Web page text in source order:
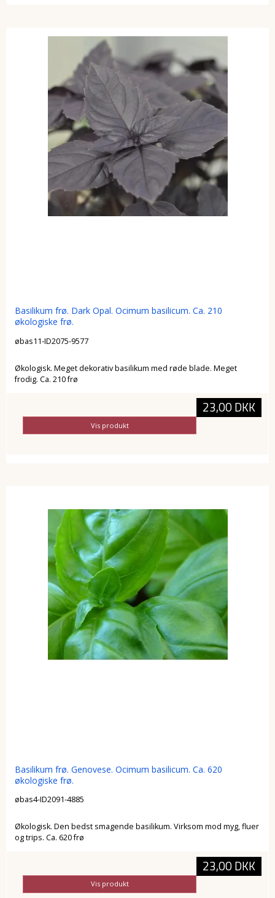
Basilikum frø. Dark Opal. Ocimum basilicum. Ca. 210
økologiske frø.
øbas11-ID2075-9577
Økologisk. Meget dekorativ basilikum med røde blade. Meget
frodig. Ca. 210 frø
23,00 DKK
Vis produkt
Basilikum frø. Genovese. Ocimum basilicum. Ca. 620
økologiske frø.
øbas4-ID2091-4885
Økologisk. Den bedst smagende basilikum. Virksom mod myg, fluer
og trips. Ca. 620 frø
23,00 DKK
Vis produkt